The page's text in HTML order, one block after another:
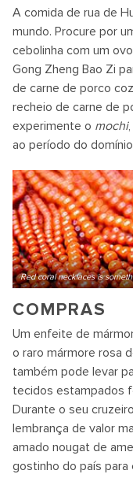
A comida de rua de
mundo. Procure por
cebolinha com um
Gong Zheng Bao Zi
de carne de porco
recheio de carne de
experimente o mochi
ao período do
Red coral necklaces is
COMPRAS
Um enfeite de
o raro mármore rosa
também pode levar
tecidos estampados
Durante o seu
lembrança de valor
amado nougat de
gostinho do país para